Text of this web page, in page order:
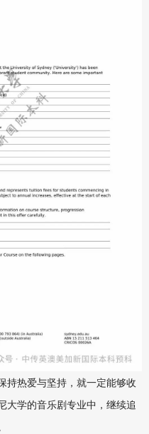
持热爱与坚持，就一定能够收
大学的音乐剧专业中，继续追